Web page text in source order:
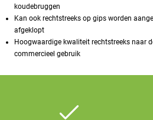
koudebruggen
Kan ook rechtstreeks op gips worden
afgeklopt
Hoogwaardige kwaliteit rechtstreeks naar
commercieel gebruik